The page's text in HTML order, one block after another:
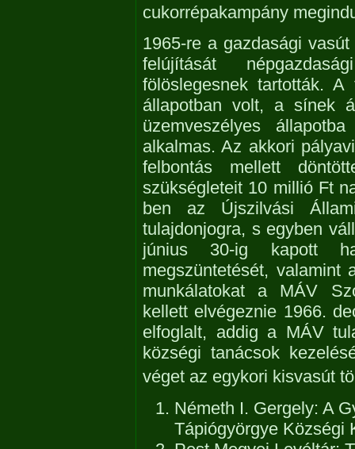
cukorrépakampány
1965-re a gazdasági
felújítását
fölöslegesnek tartották.
állapotban volt, a sínek
üzemveszélyes
alkalmas. Az akkori
felbontás mellett
szükségleteit 10 millió Ft
ben az Újszilvási
tulajdonjogra, s egyben
június 30-ig kapott
megszüntetését, valamint
munkálatokat a MÁV
kellett elvégeznie 1966.
elfoglalt, addig a MÁV
községi tanácsok
véget az egykori kisvasút
Németh I. Gergely: A
Tápiógyörgye Községi